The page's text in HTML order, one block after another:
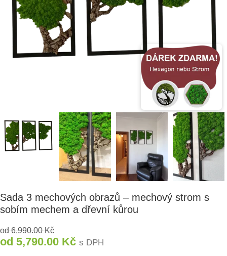
Sada 3 mechových obrazů – mechový strom s
sobím mechem a dřevní kůrou
od6,990.00Kč
od 5,790.00 Kč s DPH